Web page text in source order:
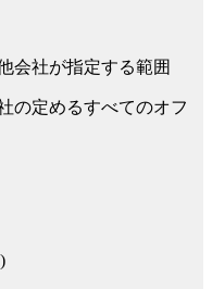
会社が指定する範囲
の定めるすべてのオフ